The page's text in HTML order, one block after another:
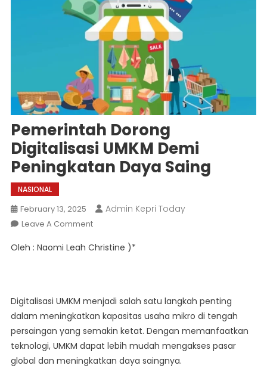
Pemerintah Dorong
Digitalisasi UMKM Demi
Peningkatan Daya Saing
NASIONAL
February 13, 2025 Admin Kepri Today
Leave A CommentOn
Dorong
Peningkatan
Daya
Saing
Oleh : Naomi Leah Christine )*
Digitalisasi UMKM menjadi salah satu langkah penting
dalam meningkatkan kapasitas usaha mikro di tengah
persaingan yang semakin ketat. Dengan memanfaatkan
teknologi, UMKM dapat lebih mudah mengakses pasar
global dan meningkatkan daya saingnya.